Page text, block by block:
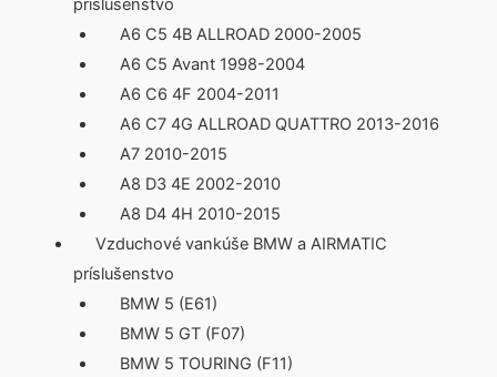
príslušenstvo
A6 C5 4B ALLROAD 2000-2005
A6 C5 Avant 1998-2004
A6 C6 4F 2004-2011
A6 C7 4G ALLROAD QUATTRO 2013-2016
A7 2010-2015
A8 D3 4E 2002-2010
A8 D4 4H 2010-2015
Vzduchové vankúše BMW a AIRMATIC
príslušenstvo
BMW 5 (E61)
BMW 5 GT (F07)
BMW 5 TOURING (F11)